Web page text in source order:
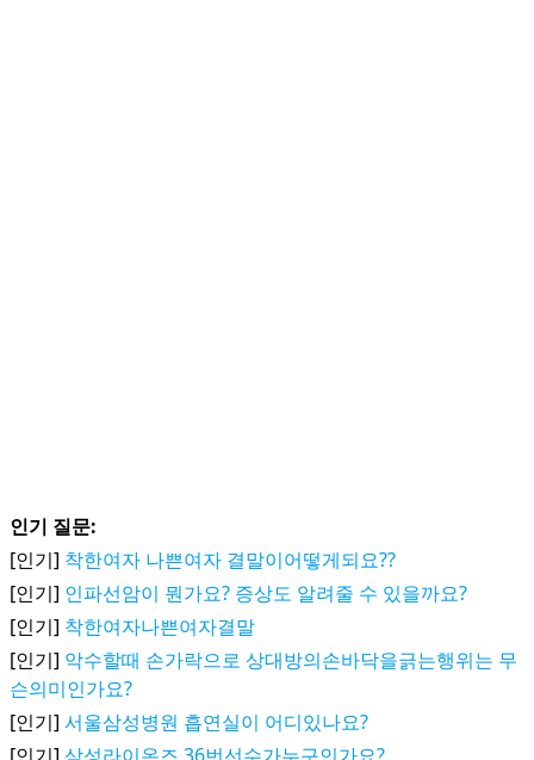
인기 질문:
[인기] 착한여자 나쁜여자 결말이어떻게되요??
[인기] 인파선암이 뭔가요? 증상도 알려줄 수 있을까요?
[인기] 착한여자나쁜여자결말
[인기] 악수할때 손가락으로 상대방의손바닥을긁는행위는 무
슨의미인가요?
[인기] 서울삼성병원 흡연실이 어디있나요?